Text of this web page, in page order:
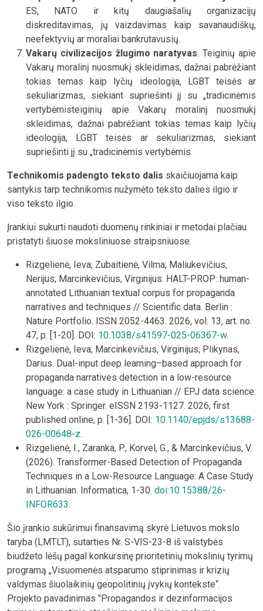
ES, NATO ir kitų daugiašalių organizacijų
diskreditavimas, jų vaizdavimas kaip savanaudiškų,
neefektyvių ar moraliai bankrutavusių.
Vakarų civilizacijos žlugimo naratyvas. Teiginių apie
Vakarų moralinį nuosmukį skleidimas, dažnai pabrėžiant
tokias temas kaip lyčių ideologija, LGBT teisės ar
sekuliarizmas, siekiant supriešinti jį su „tradicinėmis
vertybėmisteiginių apie Vakarų moralinį nuosmukį
skleidimas, dažnai pabrėžiant tokias temas kaip lyčių
ideologija, LGBT teisės ar sekuliarizmas, siekiant
supriešinti jį su „tradicinėmis vertybėmis.
Technikomis padengto teksto dalis skaičiuojama kaip
santykis tarp technikomis nužymėto teksto dalies ilgio ir
viso teksto ilgio.
Įrankiui sukurti naudoti duomenų rinkiniai ir metodai plačiau
pristatyti šiuose moksliniuose straipsniuose:
Rizgelienė, Ieva; Zubaitienė, Vilma; Maliukevičius,
Nerijus; Marcinkevičius, Virginijus. HALT-PROP: human-
annotated Lithuanian textual corpus for propaganda
narratives and techniques // Scientific data. Berlin :
Nature Portfolio. ISSN 2052-4463. 2026, vol. 13, art. no.
47, p. [1-20]. DOI: 10.1038/s41597-025-06367-w.
Rizgelienė, Ieva; Marcinkevičius, Virginijus; Plikynas,
Darius. Dual-input deep learning–based approach for
propaganda narratives detection in a low-resource
language: a case study in Lithuanian // EPJ data science.
New York : Springer. eISSN 2193-1127. 2026, first
published online, p. [1-36]. DOI: 10.1140/epjds/s13688-
026-00648-z.
Rizgelienė, I., Zaranka, P., Korvel, G., & Marcinkevičius, V.
(2026). Transformer-Based Detection of Propaganda
Techniques in a Low-Resource Language: A Case Study
in Lithuanian. Informatica, 1-30. doi:10.15388/26-
INFOR633.
Šio įrankio sukūrimui finansavimą skyrė Lietuvos mokslo
taryba (LMTLT), sutarties Nr. S-VIS-23-8 iš valstybės
biudžeto lėšų pagal konkursinę prioritetinių mokslinių tyrimų
programą „Visuomenės atsparumo stiprinimas ir krizių
valdymas šiuolaikinių geopolitinių įvykių kontekste“.
Projekto pavadinimas "Propagandos ir dezinformacijos